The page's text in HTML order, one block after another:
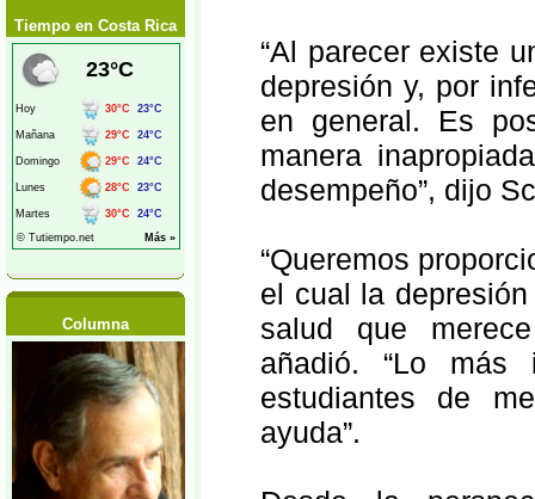
Tiempo en Costa Rica
Columna
“Al parecer existe
depresión y, por
en general. Es
manera
desempeño”, dijo
“Queremos
el cual la
salud que
añadió. “Lo más
estudiantes de
ayuda”.